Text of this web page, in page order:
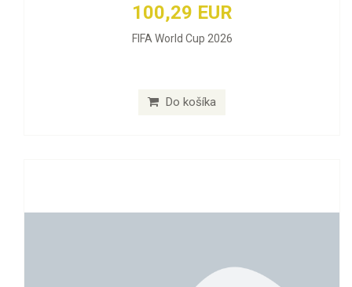
100,29 EUR
FIFA World Cup 2026
Do košíka